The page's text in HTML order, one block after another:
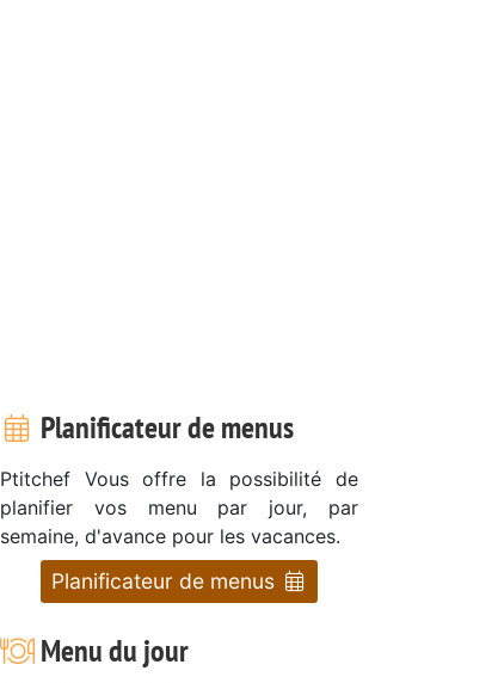
Planificateur de menus
Ptitchef Vous offre la possibilité de
planifier vos menu par jour, par
semaine, d'avance pour les vacances.
Planificateur de menus
Menu du jour